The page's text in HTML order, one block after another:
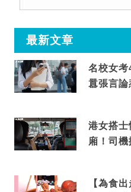
最新文章
名校女考
囂張言論
港女搭士
廂！司
【為食